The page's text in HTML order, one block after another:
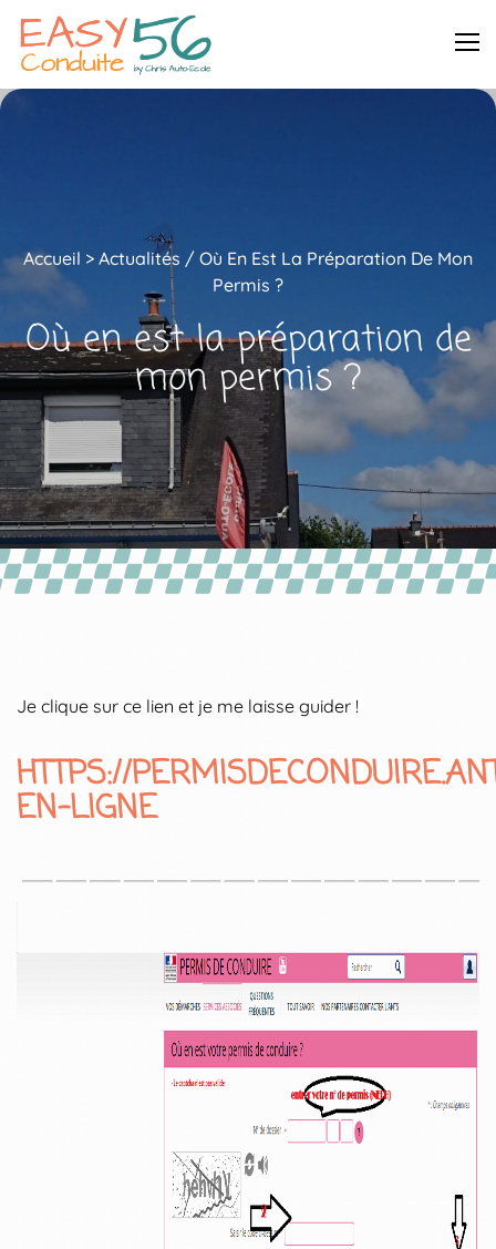
Accueil > Actualités / Où En Est La Préparation De Mon
Permis ?
Où en est la préparation de
mon permis ?
Je clique sur ce lien et je me laisse guider !
HTTPS://
EN-LIGNE